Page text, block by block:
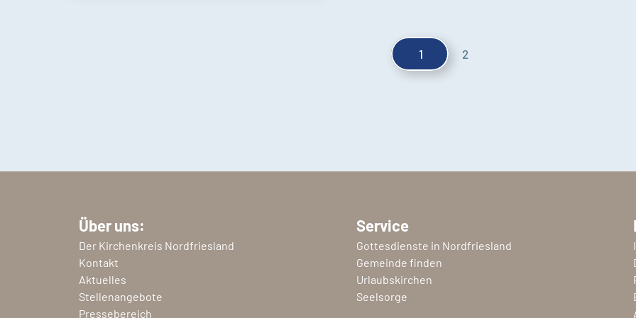
1 2
Über uns:
Der Kirchenkreis Nordfriesland
Kontakt
Aktuelles
Stellenangebote
Pressebereich
Service
Gottesdienste in Nordfriesland
Gemeinde finden
Urlaubskirchen
Seelsorge